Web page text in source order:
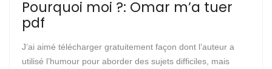
Pourquoi moi ?: Omar m’a tuer
pdf
J’ai aimé télécharger gratuitement façon dont l’auteur a
utilisé l’humour pour aborder des sujets difficiles, mais